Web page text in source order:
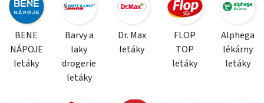
BENE
NÁPOJE
letáky
Barvy a
laky
drogerie
letáky
Dr. Max
letáky
FLOP
TOP
letáky
Alphega
lékárny
letáky